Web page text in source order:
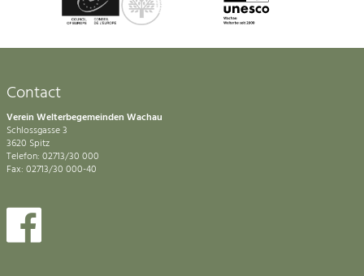
Contact
Verein Welterbegemeinden Wachau
Schlossgasse 3
3620 Spitz
Telefon: 02713/30 000
Fax: 02713/30 000-40